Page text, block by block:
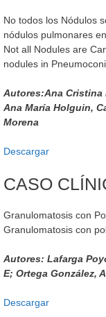
No todos los Nódulos
nódulos pulmonares
Not all Nodules are
nodules in
Autores:Ana Cristina
Ana María Holguin,
Morena
Descargar
CASO
Granulomatosis con
Granulomatosis con
Autores: Lafarga
E; Ortega González,
Descargar